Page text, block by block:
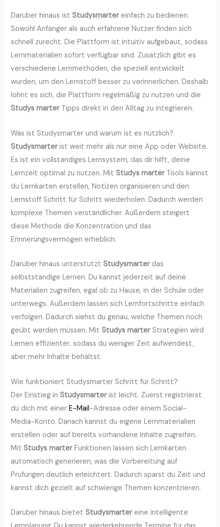
Darüber hinaus ist Studysmartereinfach zu bedienen.
Sowohl Anfänger als auch erfahrene Nutzer finden sich
schnell zurecht. Die Plattform ist intuitiv aufgebaut, sodass
Lernmaterialien sofort verfügbar sind. Zusätzlich gibt es
verschiedene Lernmethoden, die speziell entwickelt
wurden, um den Lernstoff besser zu verinnerlichen. Deshalb
lohnt es sich, die Plattform regelmäßig zu nutzen und die
Studys marterTipps direkt in den Alltag zu integrieren.
Was ist Studysmarter und warum ist es nützlich?
Studysmarterist weit mehr als nur eine App oder Website.
Es ist ein vollständiges Lernsystem, das dir hilft, deine
Lernzeit optimal zu nutzen. Mit Studys marterTools kannst
du Lernkarten erstellen, Notizen organisieren und den
Lernstoff Schritt für Schritt wiederholen. Dadurch werden
komplexe Themen verständlicher. Außerdem steigert
diese Methode die Konzentration und das
Erinnerungsvermögen erheblich.
Darüber hinaus unterstützt Studysmarterdas
selbstständige Lernen. Du kannst jederzeit auf deine
Materialien zugreifen, egal ob zu Hause, in der Schule oder
unterwegs. Außerdem lassen sich Lernfortschritte einfach
verfolgen. Dadurch siehst du genau, welche Themen noch
geübt werden müssen. Mit Studys marterStrategien wird
Lernen effizienter, sodass du weniger Zeit aufwendest,
aber mehr Inhalte behältst.
Wie funktioniert Studysmarter Schritt für Schritt?
Der Einstieg in Studysmarterist leicht. Zuerst registrierst
du dich mit einerE-Mail-Adresse oder einem Social-
Media-Konto. Danach kannst du eigene Lernmaterialien
erstellen oder auf bereits vorhandene Inhalte zugreifen.
Mit Studys marterFunktionen lassen sich Lernkarten
automatisch generieren, was die Vorbereitung auf
Prüfungen deutlich erleichtert. Dadurch sparst du Zeit und
kannst dich gezielt auf schwierige Themen konzentrieren.
Darüber hinaus bietet Studysmartereine intelligente